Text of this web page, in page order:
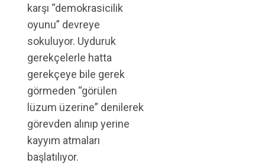
karşı “demokrasicilik
oyunu” devreye
sokuluyor. Uyduruk
gerekçelerle hatta
gerekçeye bile gerek
görmeden “görülen
lüzum üzerine” denilerek
görevden alınıp yerine
kayyım atmaları
başlatılıyor.